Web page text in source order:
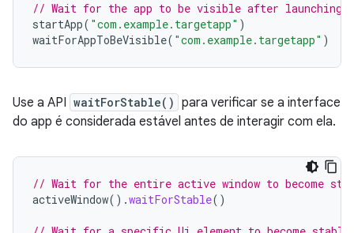
// Wait for the app to be visible after launching
startApp( "com.example.targetapp" )
waitForAppToBeVisible( "com.example.targetapp" )
Use a API waitForStable() para verificar se a interface
do app é considerada estável antes de interagir com ela.
// Wait for the entire active window to become
activeWindow().waitForStable()